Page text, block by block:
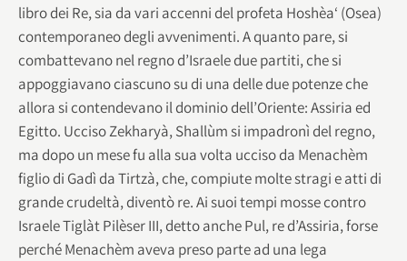
libro dei Re, sia da vari accenni del profeta Hoshèa‘ (Osea)
contemporaneo degli avvenimenti. A quanto pare, si
combattevano nel regno d’Israele due partiti, che si
appoggiavano ciascuno su di una delle due potenze che
allora si contendevano il dominio dell’Oriente: Assiria ed
Egitto. Ucciso Zekharyà, Shallùm si impadronì del regno,
ma dopo un mese fu alla sua volta ucciso da Menachèm
figlio di Gadì da Tirtzà, che, compiute molte stragi e atti di
grande crudeltà, diventò re. Ai suoi tempi mosse contro
Israele Tiglàt Pilèser III, detto anche Pul, re d’Assiria, forse
perché Menachèm aveva preso parte ad una lega